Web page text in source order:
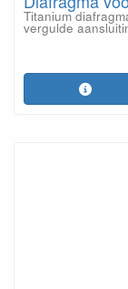
Titanium
vergulde